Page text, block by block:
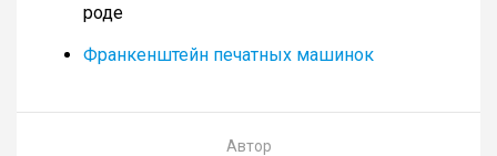
роде
Франкенштейн печатных машинок
Автор